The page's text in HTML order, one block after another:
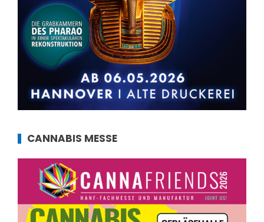
CANNABIS MESSE